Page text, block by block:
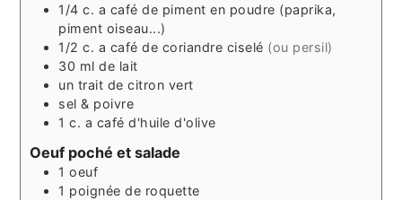
1/4 c. a café de piment en poudre (paprika,
piment oiseau...)
1/2 c. a café de coriandre ciselé (ou persil)
30 ml de lait
un trait de citron vert
sel & poivre
1 c. a caféd'huile d'olive
Oeuf poché et salade
1 oeuf
1 poignée de roquette